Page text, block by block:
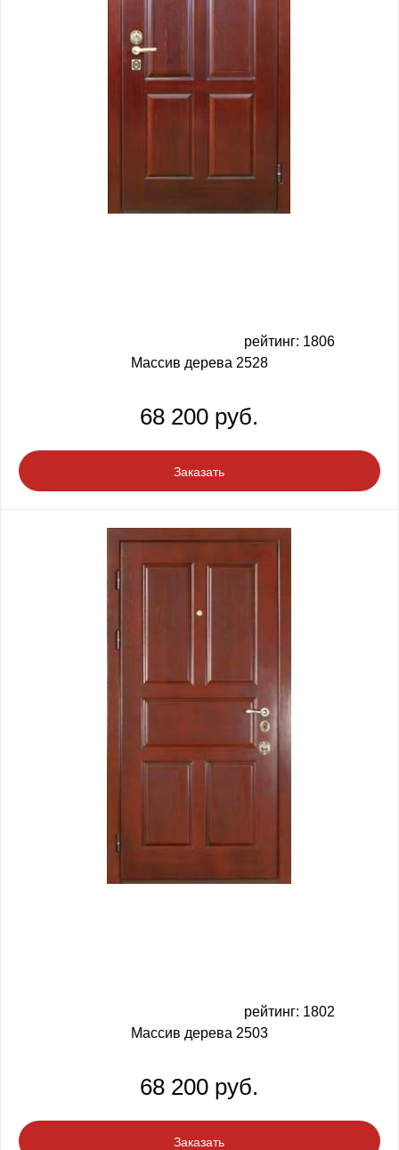
рейтинг: 1806
Массив дерева 2528
68 200 руб.
Заказать
рейтинг: 1802
Массив дерева 2503
68 200 руб.
Заказать